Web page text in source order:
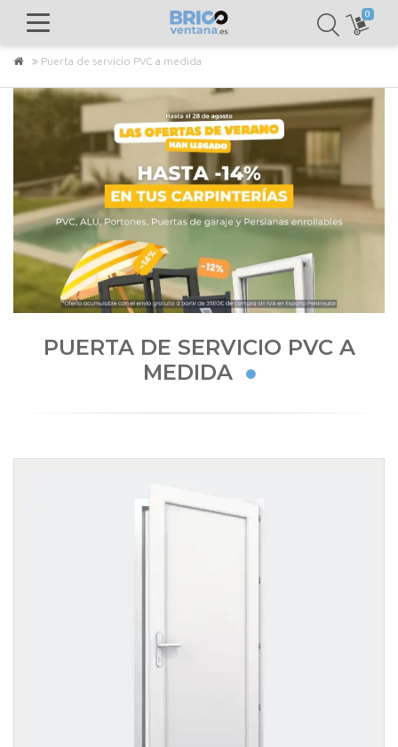
0
Puerta de servicio PVC a medida
PUERTA DE SERVICIO PVC A
MEDIDA